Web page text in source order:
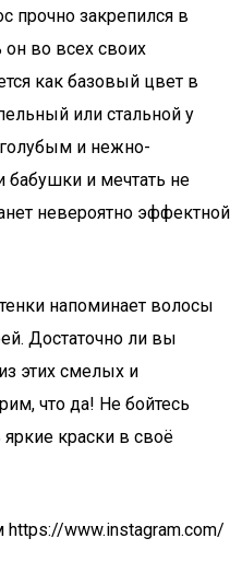
прочно закрепился в
он во всех своих
как базовый цвет в
или стальной у
голубым и нежно-
и мечтать не
невероятно эффектной
напоминает волосы
Достаточно ли вы
этих смелых и
что да! Не бойтесь
краски в своё
https://www.instagram.com/